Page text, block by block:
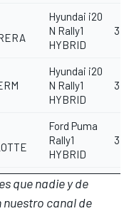
Hyundai i20
N Rally1
HYBRID
Hyundai i20
N Rally1
HYBRID
Ford Puma
Rally1
HYBRID
que nadie y de
nuestro canal de